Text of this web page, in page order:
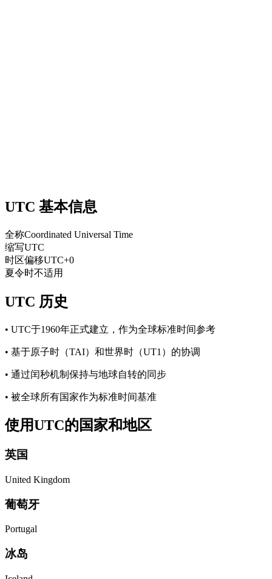
UTC 基本信息
全称Coordinated Universal Time
缩写UTC
时区偏移UTC+0
夏令时不适用
UTC 历史
• UTC于1960年正式建立，作为全球标准时间参考
• 基于原子时（TAI）和世界时（UT1）的协调
• 通过闰秒机制保持与地球自转的同步
• 被全球所有国家作为标准时间基准
使用UTC的国家和地区
英国
United Kingdom
葡萄牙
Portugal
冰岛